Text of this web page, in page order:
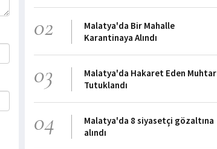
02
Malatya'da Bir Mahalle
Karantinaya Alındı
03
Malatya'da Hakaret Eden Muhtar
Tutuklandı
04
Malatya'da 8 siyasetçi gözaltına
alındı